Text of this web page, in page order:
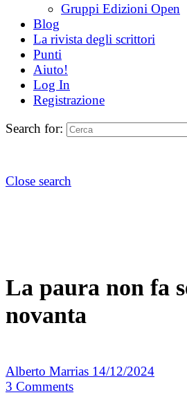
Gruppi Edizioni Open
Blog
La rivista degli scrittori
Punti
Aiuto!
Log In
Registrazione
Search for:
Close search
La paura non fa
novanta
Alberto Marrias 14/12/2024
3 Comments